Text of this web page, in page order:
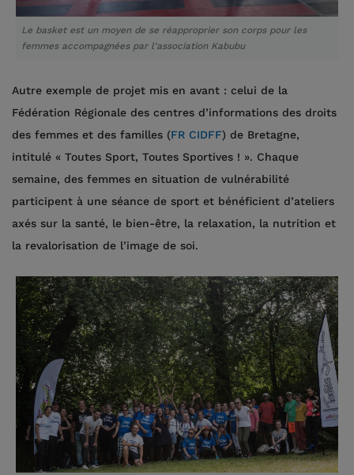
Le basket est un moyen de se réapproprier son corps pour les
femmes accompagnées par l'association Kabubu
Autre exemple de projet mis en avant : celui de la
Fédération Régionale des centres d’informations des droits
des femmes et des familles (FR CIDFF) de Bretagne,
intitulé « Toutes Sport, Toutes Sportives ! ». Chaque
semaine, des femmes en situation de vulnérabilité
participent à une séance de sport et bénéficient d’ateliers ​
axés sur la santé, le bien-être, la relaxation, la nutrition et
la revalorisation de l’image de soi.